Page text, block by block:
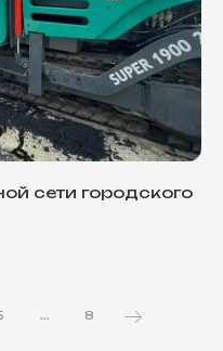
сети городского
... 8